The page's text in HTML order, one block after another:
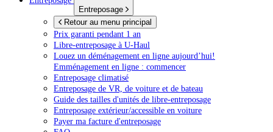
Entreposage
Retour au menu principal
Prix garanti pendant 1 an
Libre-entreposage à U-Haul
Louez un déménagement en ligne aujourd’hui!
Emménagement en ligne : commencer
Entreposage climatisé
Entreposage de VR, de voiture et de bateau
Guide des tailles d'unités de libre-entreposage
Entreposage extérieur/accessible en voiture
Payer ma facture d'entreposage